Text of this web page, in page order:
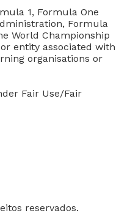
1, Formula One
Formula
World Championship
entity associated with
organisations or
Fair Use/Fair
reservados.